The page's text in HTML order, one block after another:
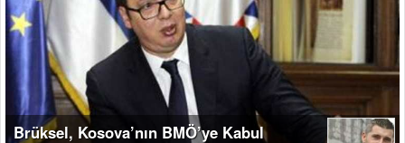
Brüksel, Kosova’nın BMÖ’ye Kabul